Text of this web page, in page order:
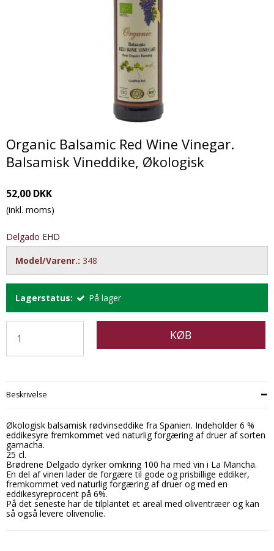
Organic Balsamic Red Wine Vinegar.
Balsamisk Vineddike, Økologisk
52,00 DKK
(inkl. moms)
Delgado EHD
Model/Varenr.: 348
Lagerstatus: På lager
KØB
Beskrivelse
Økologisk balsamisk rødvinseddike fra Spanien. Indeholder 6 %
eddikesyre fremkommet ved naturlig forgæring af druer af sorten
garnacha.
25 cl.
Brødrene Delgado dyrker omkring 100 ha med vin i La Mancha.
En del af vinen lader de forgære til gode og prisbillige eddiker,
fremkommet ved naturlig forgæring af druer og med en
eddikesyreprocent på 6%.
På det seneste har de tilplantet et areal med oliventræer og kan
så også levere olivenolie.